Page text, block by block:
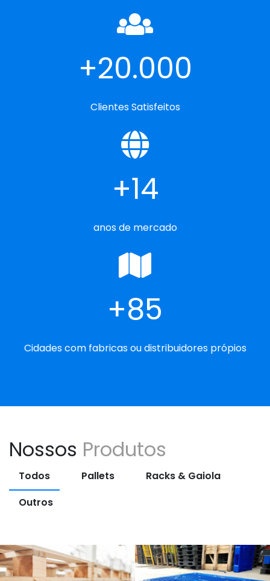
20.000
Clientes Satisfeitos
14
anos de mercado
85
Cidades com fabricas ou distribuidores própios
Nossos Produtos
Todos Pallets
Racks & Gaiola
Outros